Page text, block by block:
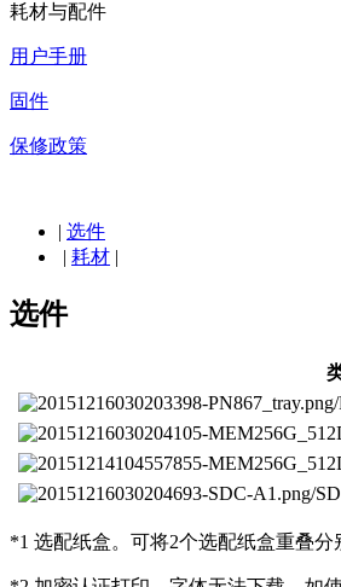
耗材与配件
用户手册
固件
保修政策
| 选件
| 耗材 |
选件
*1 选配纸盒。可将2个选配纸盒重叠分